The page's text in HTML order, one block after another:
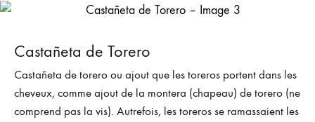
Castañeta de Torero
Castañeta de torero ou ajout que les toreros portent dans les
cheveux, comme ajout de la montera (chapeau) de torero (ne
comprend pas la vis). Autrefois, les toreros se ramassaient les